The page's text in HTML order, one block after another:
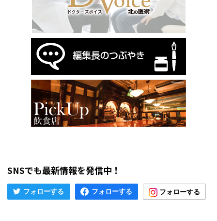
SNSでも最新情報を発信中！